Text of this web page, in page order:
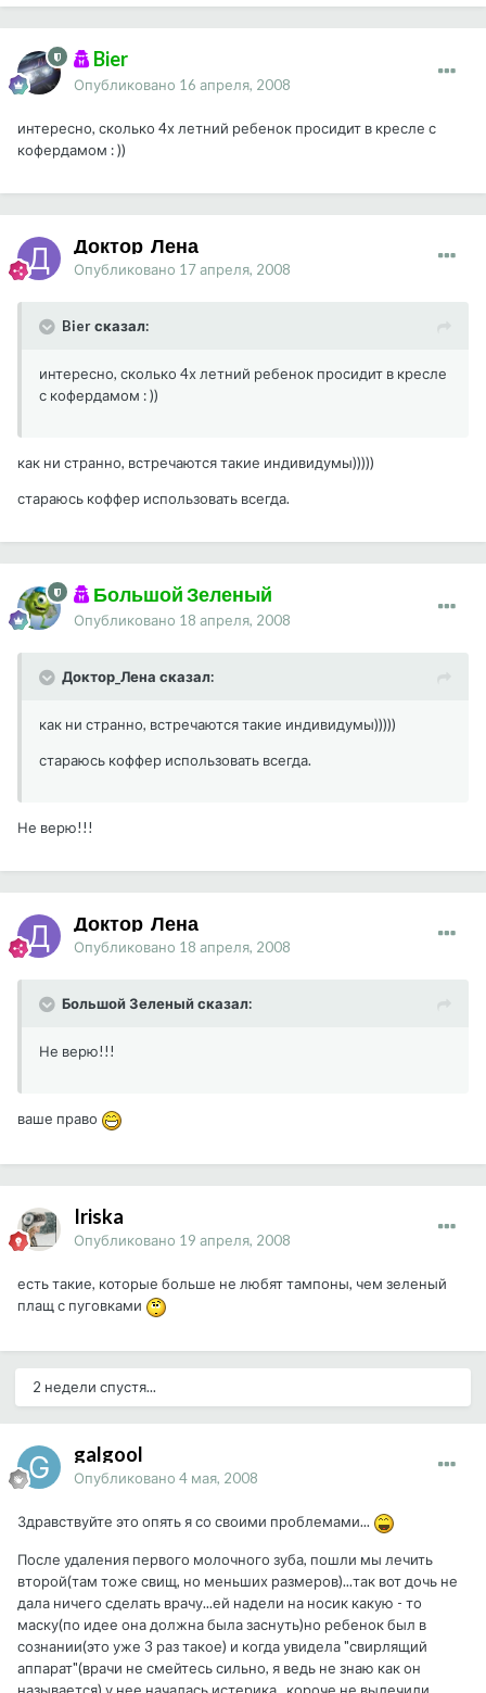
Bier
Опубликовано 16 апреля, 2008
интересно, сколько 4х летний ребенок просидит в кресле с
кофердамом : ))
Доктор_Лена
Опубликовано 17 апреля, 2008
Bier сказал:
интересно, сколько 4х летний ребенок просидит в кресле
с кофердамом : ))
как ни странно, встречаются такие индивидумы)))))
стараюсь коффер использовать всегда.
Большой Зеленый
Опубликовано 18 апреля, 2008
Доктор_Лена сказал:
как ни странно, встречаются такие индивидумы)))))
стараюсь коффер использовать всегда.
Не верю!!!
Доктор_Лена
Опубликовано 18 апреля, 2008
Большой Зеленый сказал:
Не верю!!!
ваше право
Iriska
Опубликовано 19 апреля, 2008
есть такие, которые больше не любят тампоны, чем зеленый
плащ с пуговками
2 недели спустя...
galgool
Опубликовано 4 мая, 2008
Здравствуйте это опять я со своими проблемами...
После удаления первого молочного зуба, пошли мы лечить
второй(там тоже свищ, но меньших размеров)...так вот дочь не
дала ничего сделать врачу...ей надели на носик какую - то
маску(по идее она должна была заснуть)но ребенок был в
сознании(это уже 3 раз такое) и когда увидела "свирлящий
аппарат"(врачи не смейтесь сильно, я ведь не знаю как он